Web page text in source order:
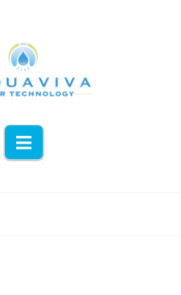
Navigation